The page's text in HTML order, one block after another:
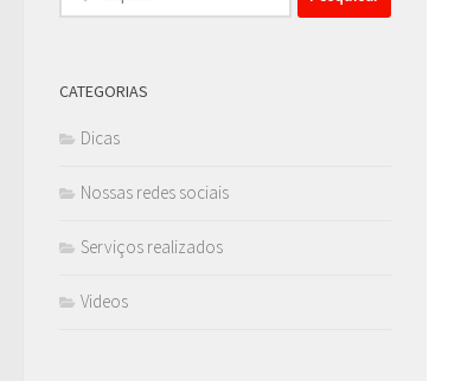
por:
CATEGORIAS
Dicas
Nossas redes sociais
Serviços realizados
Videos